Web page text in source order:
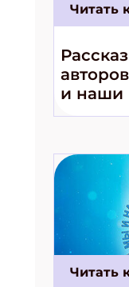
Читать
и наши
Читать